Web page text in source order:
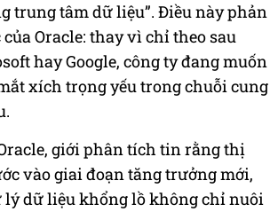
trung tâm dữ liệu”. Điều này phản
Oracle: thay vì chỉ theo sau
hay Google, công ty đang muốn
xích trọng yếu trong chuỗi cung
giới phân tích tin rằng thị
vào giai đoạn tăng trưởng mới,
lý dữ liệu khổng lồ không chỉ nuôi